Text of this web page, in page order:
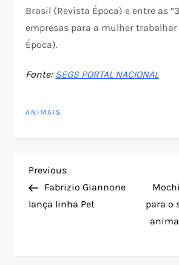
Brasil (Revista Época) e entre as
empresas para a mulher trabalhar
Época).
Fonte: SEGS PORTAL NACIONAL
ANIMAIS
N
a
Previous
Post
Previous
Fabrizio Giannone
lança linha Pet
para o